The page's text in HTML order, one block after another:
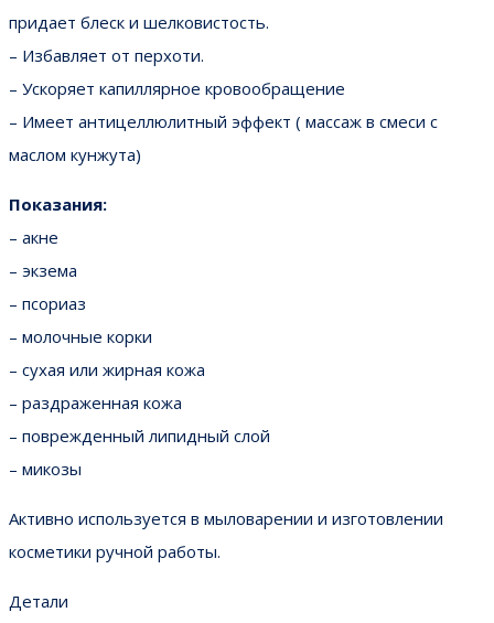
придает блеск и шелковистость.
– Избавляет от перхоти.
– Ускоряет капиллярное кровообращение
– Имеет антицеллюлитный эффект ( массаж в смеси с
маслом кунжута)
Показания:
– акне
– экзема
– псориаз
– молочные корки
– сухая или жирная кожа
– раздраженная кожа
– поврежденный липидный слой
– микозы
Активно используется в мыловарении и изготовлении
косметики ручной работы.
Детали